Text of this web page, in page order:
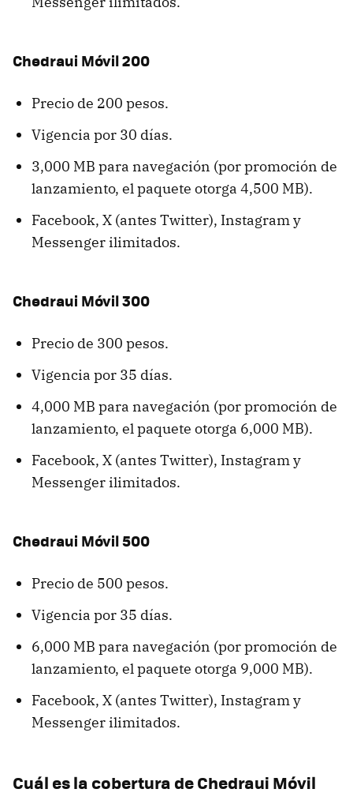
Chedraui Móvil 200
Precio de 200 pesos.
Vigencia por 30 días.
3,000 MB para navegación (por promoción de
lanzamiento, el paquete otorga 4,500 MB).
Facebook, X (antes Twitter), Instagram y
Messenger ilimitados.
Chedraui Móvil 300
Precio de 300 pesos.
Vigencia por 35 días.
4,000 MB para navegación (por promoción de
lanzamiento, el paquete otorga 6,000 MB).
Facebook, X (antes Twitter), Instagram y
Messenger ilimitados.
Chedraui Móvil 500
Precio de 500 pesos.
Vigencia por 35 días.
6,000 MB para navegación (por promoción de
lanzamiento, el paquete otorga 9,000 MB).
Facebook, X (antes Twitter), Instagram y
Messenger ilimitados.
Cuál es la cobertura de Chedraui Móvil